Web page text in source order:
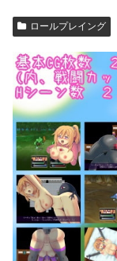
ロールプレイング